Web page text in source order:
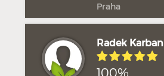
Praha
Radek Karban
100%